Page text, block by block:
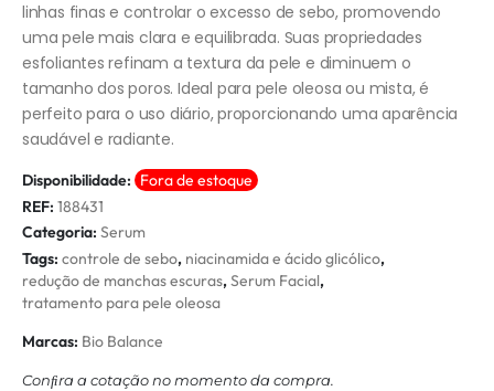
linhas finas e controlar o excesso de sebo, promovendo
uma pele mais clara e equilibrada. Suas propriedades
esfoliantes refinam a textura da pele e diminuem o
tamanho dos poros. Ideal para pele oleosa ou mista, é
perfeito para o uso diário, proporcionando uma aparência
saudável e radiante.
Disponibilidade: Fora de estoque
REF: 188431
Categoria: Serum
Tags: controle de sebo, niacinamida e ácido glicólico,
redução de manchas escuras,Serum Facial,
tratamento para pele oleosa
Marcas: Bio Balance
Conﬁra a cotação no momento da compra.